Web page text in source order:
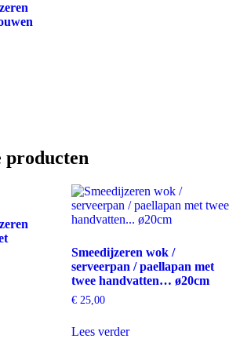
producten
Smeedijzeren wok /
serveerpan / paellapan met
twee handvatten… ø20cm
€25,00
Lees verder